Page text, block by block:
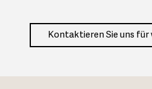
Kontaktieren Sie uns